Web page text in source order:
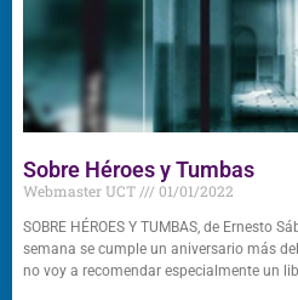
Sobre Héroes y Tumbas
Webmaster UCT 01/01/2022
SOBRE HÉROES Y TUMBAS, de Ernesto
semana se cumple un aniversario más
no voy a recomendar especialmente un